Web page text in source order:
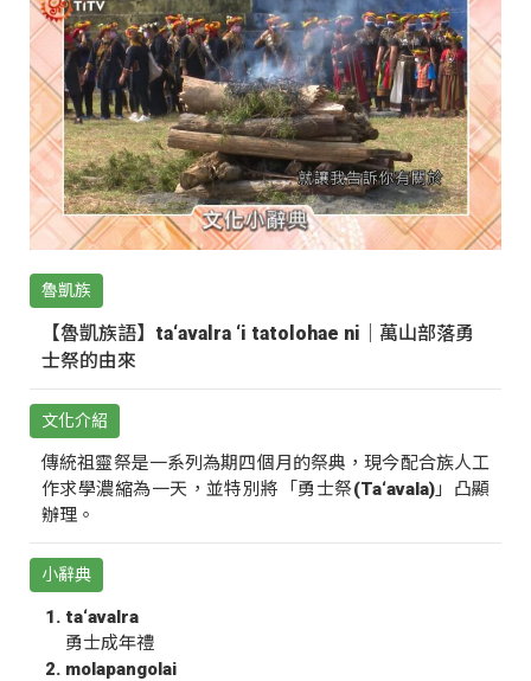
魯凱族
【魯凱族語】ta‘avalra ‘i tatolohae ni｜萬山部落勇
士祭的由來
文化介紹
傳統祖靈祭是一系列為期四個月的祭典，現今配合族人工
作求學濃縮為一天，並特別將「勇士祭(Ta‘avala)」凸顯
辦理。
小辭典
ta‘avalra
勇士成年禮
molapangolai